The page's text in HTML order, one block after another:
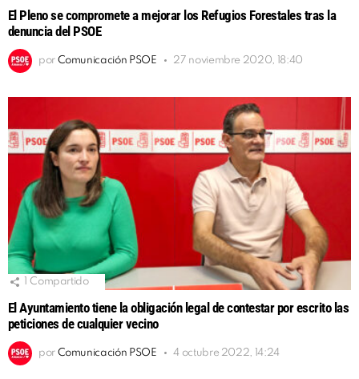
El Pleno se compromete a mejorar los Refugios Forestales tras la
denuncia del PSOE
por Comunicación PSOE 27 noviembre 2020, 18:40
Compartido
El Ayuntamiento tiene la obligación legal de contestar por escrito las
peticiones de cualquier vecino
por Comunicación PSOE 4 octubre 2022, 14:24